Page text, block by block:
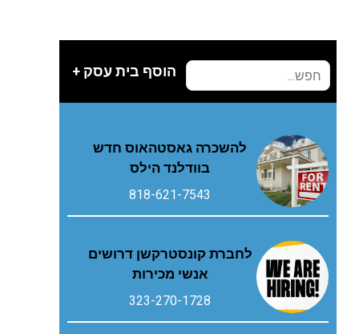
הוסף בית עסק +
להשכרה גאסטהאוס חדש
בוודלנד הילס
818-621-7543
לחברת קונסטרקשן דרושים
אנשי מכירות
323-270-1728